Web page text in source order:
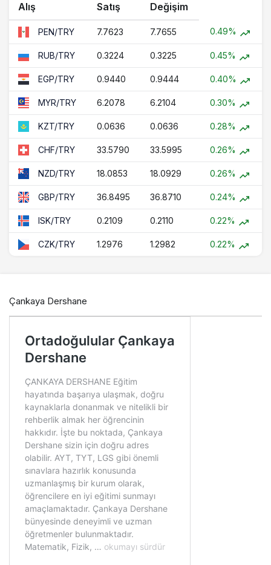
Alış Satış Değişim
PEN/TRY 7.7623 7.7655 0.49%
RUB/TRY 0.3224 0.3225 0.45%
EGP/TRY 0.9440 0.9444 0.40%
MYR/TRY 6.2078 6.2104 0.30%
KZT/TRY 0.0636 0.0636 0.28%
CHF/TRY 33.5790 33.5995 0.26%
NZD/TRY 18.0853 18.0929 0.26%
GBP/TRY 36.8495 36.8710 0.24%
ISK/TRY 0.2109 0.2110 0.22%
CZK/TRY 1.2976 1.2982 0.22%
Çankaya Dershane